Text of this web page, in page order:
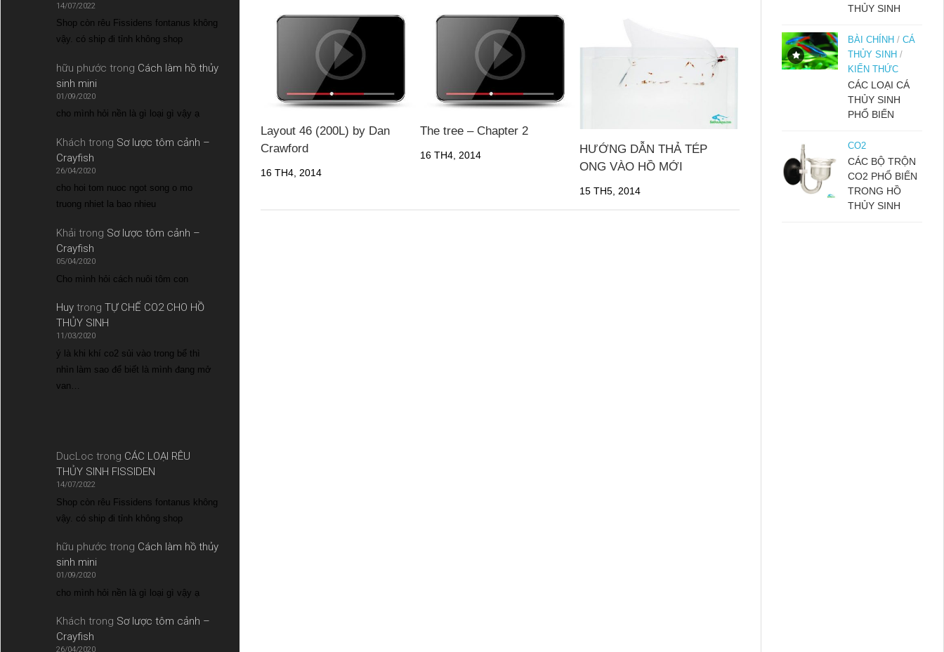
Layout 46 (200L) by Dan
Crawford
16 TH4, 2014
The tree – Chapter 2
16 TH4, 2014
HƯỚNG DẪN THẢ TÉP
ONG VÀO HỒ MỚI
15 TH5, 2014
14/07/2022
Shop còn rêu Fissidens fontanus không
vậy. có ship đi tỉnh không shop
hữu phước trong Cách làm hồ thủy
sinh mini
01/09/2020
cho mình hỏi nền là gì loại gì vậy ạ
Khách trong Sơ lược tôm cảnh –
Crayfish
26/04/2020
cho hoi tom nuoc ngot song o mo
truong nhiet la bao nhieu
Khải trong Sơ lược tôm cảnh –
Crayfish
05/04/2020
Cho mình hỏi cách nuôi tôm con
Huytrong TỰ CHẾ CO2 CHO HỒ
THỦY SINH
11/03/2020
ý là khi khí co2 sủi vào trong bể thì
nhìn làm sao để biết là mình đang mở
van…
DucLoc trong CÁC LOẠI RÊU
THỦY SINH FISSIDEN
14/07/2022
Shop còn rêu Fissidens fontanus không
vậy. có ship đi tỉnh không shop
hữu phước trong Cách làm hồ thủy
sinh mini
01/09/2020
cho mình hỏi nền là gì loại gì vậy ạ
Khách trong Sơ lược tôm cảnh –
Crayfish
26/04/2020
THỦY SINH
BÀI CHÍNH / CÁ
THỦY SINH /
KIẾN THỨC
CÁC LOẠI CÁ
THỦY SINH
PHỔ BIẾN
CO2
CÁC BỘ TRỘN
CO2 PHỔ BIẾN
TRONG HỒ
THỦY SINH